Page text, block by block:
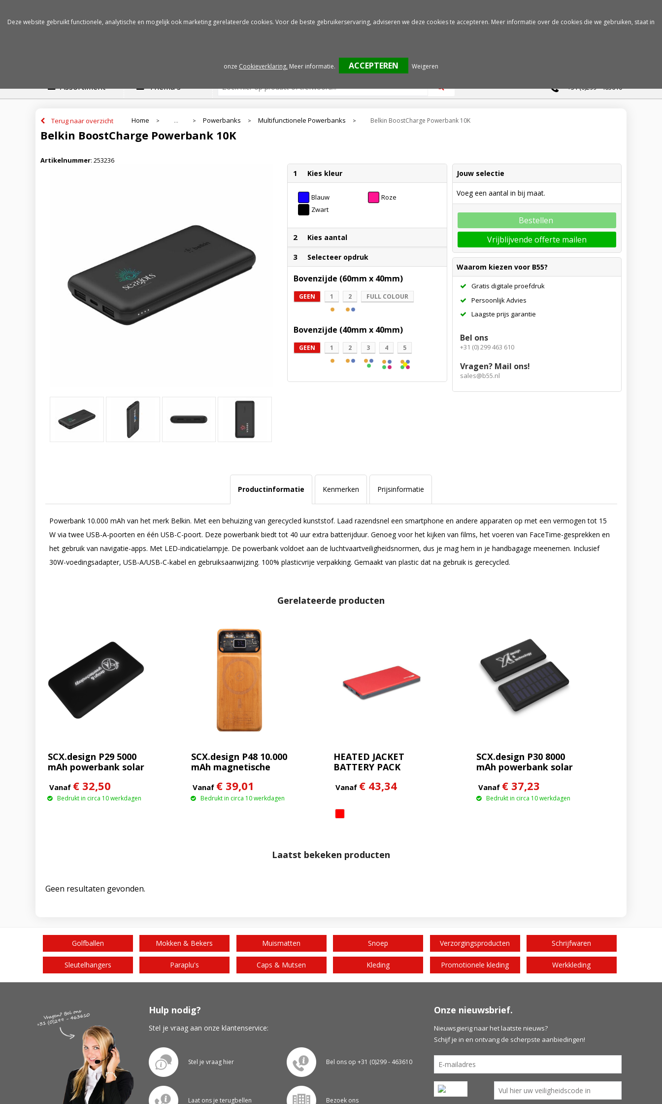
Assortiment Thema's +31 (0)299 - 463610
Terug naar overzicht Home > ... > Powerbanks > Multifunctionele Powerbanks > Belkin BoostCharge Powerbank 10K
Belkin BoostCharge Powerbank 10K
Artikelnummer: 253236
1 Kies kleur
Blauw
Roze
Zwart
2 Kies aantal
3 Selecteer opdruk
Bovenzijde (60mm x 40mm)
GEEN 1 2 FULL COLOUR
Bovenzijde (40mm x 40mm)
GEEN 1 2 3 4 5
Jouw selectie
Voeg een aantal in bij maat.
Bestellen
Vrijblijvende offerte mailen
Waarom kiezen voor B55?
Gratis digitale proefdruk
Persoonlijk Advies
Laagste prijs garantie
Bel ons
+31 (0) 299 463 610
Vragen? Mail ons!
sales@b55.nl
Productinformatie Kenmerken Prijsinformatie
Powerbank 10.000 mAh van het merk Belkin. Met een behuizing van gerecycled kunststof. Laad razendsnel een smartphone en andere apparaten op met een vermogen tot 15
W via twee USB-A-poorten en één USB-C-poort. Deze powerbank biedt tot 40 uur extra batterijduur. Genoeg voor het kijken van films, het voeren van FaceTime-gesprekken en
het gebruik van navigatie-apps. Met LED-indicatielampje. De powerbank voldoet aan de luchtvaartveiligheidsnormen, dus je mag hem in je handbagage meenemen. Inclusief
30W-voedingsadapter, USB-A/USB-C-kabel en gebruiksaanwijzing. 100% plasticvrije verpakking. Gemaakt van plastic dat na gebruik is gerecycled.
Gerelateerde producten
SCX.design P29 5000
mAh powerbank solar
Vanaf € 32,50
Bedrukt in circa 10 werkdagen
SCX.design P48 10.000
mAh magnetische
van 15 W
Vanaf € 39,01
Bedrukt in circa 10 werkdagen
HEATED JACKET
BATTERY PACK
Vanaf € 43,34
SCX.design P30 8000
mAh powerbank solar
Vanaf € 37,23
Bedrukt in circa 10 werkdagen
Laatst bekeken producten
Geen resultaten gevonden.
Golfballen Mokken & Bekers Muismatten Snoep Verzorgingsproducten Schrijfwaren
Sleutelhangers Paraplu's Caps & Mutsen Kleding Promotionele kleding Werkkleding
Hulp nodig?
Stel je vraag aan onze klantenservice:
Stel je vraag hier Bel ons op +31 (0)299 - 463610
Laat ons je terugbellen Bezoek ons
Onze nieuwsbrief.
Nieuwsgierig naar het laatste nieuws?
Schijf je in en ontvang de scherpste aanbiedingen!
Deze website gebruikt functionele, analytische en mogelijk ook marketing gerelateerde cookies. Voor de beste gebruikerservaring, adviseren we deze cookies te accepteren. Meer informatie over de cookies die we gebruiken, staat in
onze Cookieverklaring. Meer informatie. Weigeren